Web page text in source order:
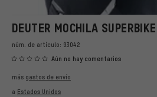
DEUTER MOCHILA
núm. de artículo: 93042
Aún no hay comentarios
más gastos de envío
a Estados Unidos